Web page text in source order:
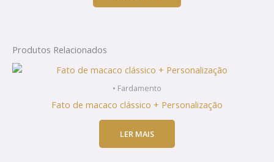
the
Produtos Relacionados
• Fardamento
Fato de macaco clássico + Personalização
LER MAIS